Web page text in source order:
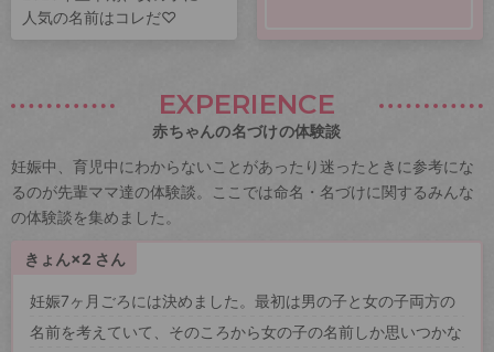
人気の名前はコレだ♡
EXPERIENCE
赤ちゃんの名づけの体験談
妊娠中、育児中にわからないことがあったり迷ったときに参考にな
るのが先輩ママ達の体験談。ここでは命名・名づけに関するみんな
の体験談を集めました。
きょん×2 さん
妊娠7ヶ月ごろには決めました。最初は男の子と女の子両方の
名前を考えていて、そのころから女の子の名前しか思いつかな